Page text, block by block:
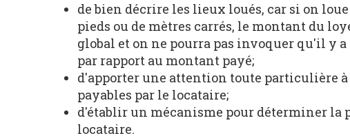
de bien décrire les lieux loués, car si on
pieds ou de mètres carrés, le montant du
global et on ne pourra pas invoquer qu'il y
par rapport au montant payé;
d'apporter une attention toute particulière
payables par le locataire;
d'établir un mécanisme pour déterminer la
locataire.